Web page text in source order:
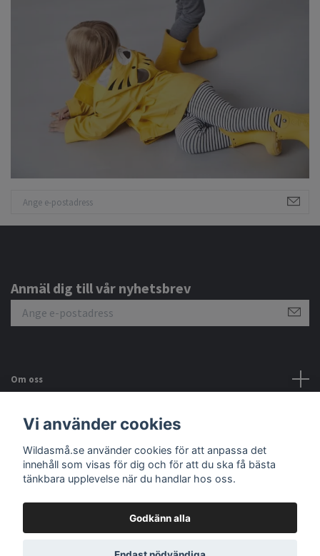
Anmäl dig till vår nyhetsbrev
Om oss
Kundtjänst
Sociala medier
© 2026 Wildasmå.se ekologiska baby och barnkläder
Vi använder cookies
Wildasmå.se använder cookies för att anpassa det
innehåll som visas för dig och för att du ska få bästa
tänkbara upplevelse när du handlar hos oss.
Godkänn alla